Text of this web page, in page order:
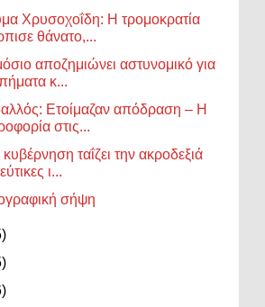
Χρυσοχοΐδη: Η τρομοκρατία
θάνατο,...
αποζημιώνει αστυνομικό για
κ...
Ετοίμαζαν απόδραση – Η
στις...
ταΐζει την ακροδεξιά
ι...
σήψη